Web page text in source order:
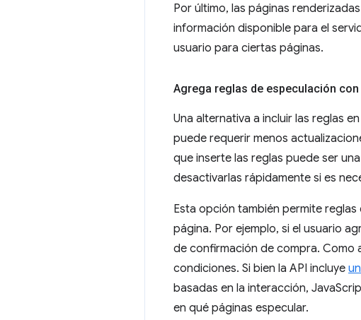
Por último, las páginas
información disponible para el
usuario para ciertas páginas.
Agrega reglas de especulación con
Una alternativa a incluir las reglas
puede requerir menos
que inserte las reglas puede ser
desactivarlas rápidamente si es
Esta opción también permite
página. Por ejemplo, si el usuario
de confirmación de compra. Como
condiciones. Si bien la API incluye
basadas en la interacción,
en qué páginas especular.